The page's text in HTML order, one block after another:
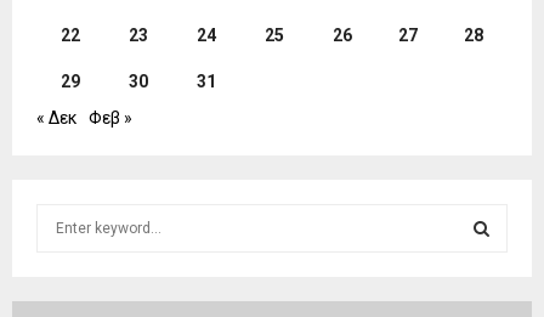
22 23 24 25 26 27 28
29 30
31
« Δεκ
Φεβ »